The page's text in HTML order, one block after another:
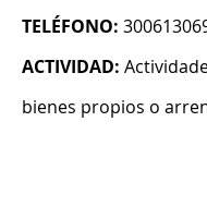
TELÉFONO:
ACTIVIDAD:
bienes propios o